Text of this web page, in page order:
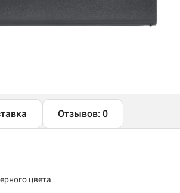
Отзывов: 0
цвета